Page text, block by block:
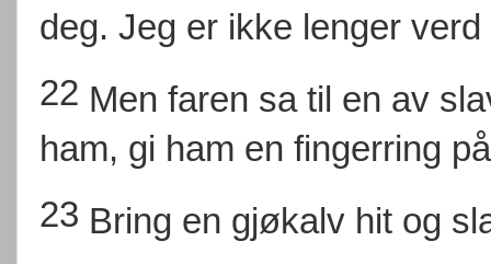
deg. Jeg er ikke lenger verd
22 Men faren sa til en av
ham, gi ham en fingerring
23 Bring en gjøkalv hit og